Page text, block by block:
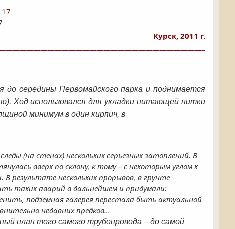
Курск, 2011 г.
середины Первомайского парка и поднимается
Ход использовался для укладки питающей нитки
минимум в один кирпич, в
(на стенах) нескольких серьезных затоплений. В
вверх по склону, к тому – с некоторым углом к
результате нескольких прорывов, в грунте
таких аварий в дальнейшем и придумали:
подземная галерея перестала быть актуальной
недавних предков...
план того самого трубопровода – до самой